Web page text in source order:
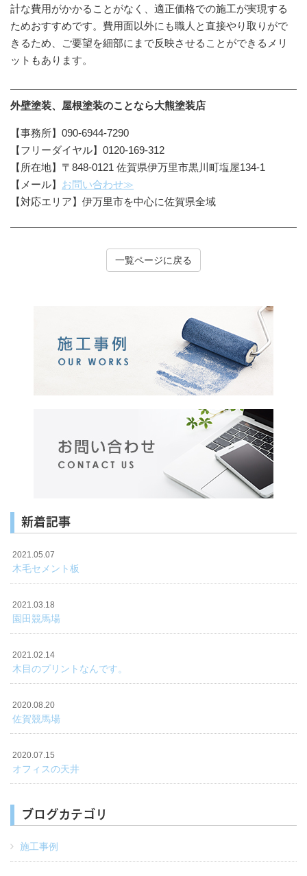
計な費用がかかることがなく、適正価格での施工が実現する
ためおすすめです。費用面以外にも職人と直接やり取りがで
きるため、ご要望を細部にまで反映させることができるメリ
ットもあります。
外壁塗装、屋根塗装のことなら大熊塗装店
【事務所】090-6944-7290
【フリーダイヤル】0120-169-312
【所在地】〒848-0121 佐賀県伊万里市黒川町塩屋134-1
【メール】 お問い合わせ≫
【対応エリア】伊万里市を中心に佐賀県全域
一覧ページに戻る
新着記事
2021.05.07
木毛セメント板
2021.03.18
園田競馬場
2021.02.14
木目のプリントなんです。
2020.08.20
佐賀競馬場
2020.07.15
オフィスの天井
ブログカテゴリ
施工事例